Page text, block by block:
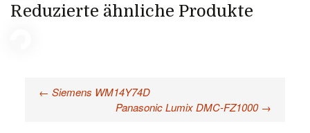
Reduzierte ähnliche Produkte
Beitragsnavigation
← Siemens WM14Y74D
Panasonic Lumix DMC-FZ1000 →